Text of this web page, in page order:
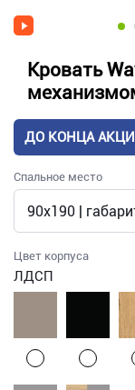
Кровать
ДО КОНЦА
Спальное место
Цвет корпуса
ЛДСП